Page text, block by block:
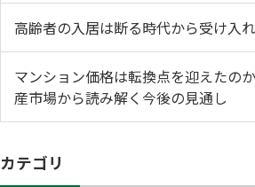
高齢者の入居は断る時代から受け入
マンション価格は転換点を迎えたの
産市場から読み解く今後の見通し
カテゴリ